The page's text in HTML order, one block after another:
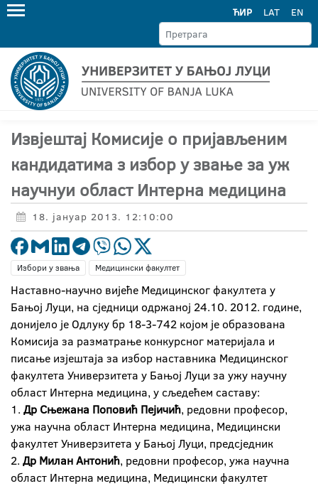
ЋИР LAT EN
Извјештај Комисије о пријављеним
кандидатима з избор у звање за уж
научнуи област Интерна медицина
18. јануар 2013. 12:10:00
Избори у звања Медицински факултет
Наставно-научно вијеће Медицинског факултета у
Бањој Луци, на сједници одржаној 24.10. 2012. године,
донијело је Одлуку бр 18-3-742 којом је образована
Комисија за разматрање конкурсног материјала и
писање изјештаја за избор наставника Медицинског
факултета Универзитета у Бањој Луци за ужу научну
област Интерна медицина, у сљедећем саставу:
1. Др Сњежана Поповић Пејичић, редовни професор,
ужа научна област Интерна медицина, Медицински
факултет Универзитета у Бањој Луци, предсједник
2. Др Милан Антонић, редовни професор, ужа научна
област Интерна медицина, Медицински факултет